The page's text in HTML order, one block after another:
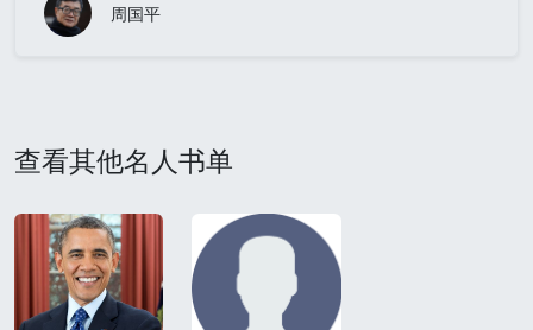
周国平
查看其他名人书单